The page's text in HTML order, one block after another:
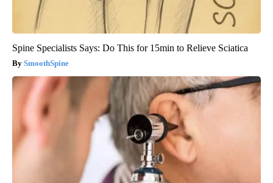
Spine Specialists Says: Do This for 15min to Relieve Sciatica
SmoothSpine